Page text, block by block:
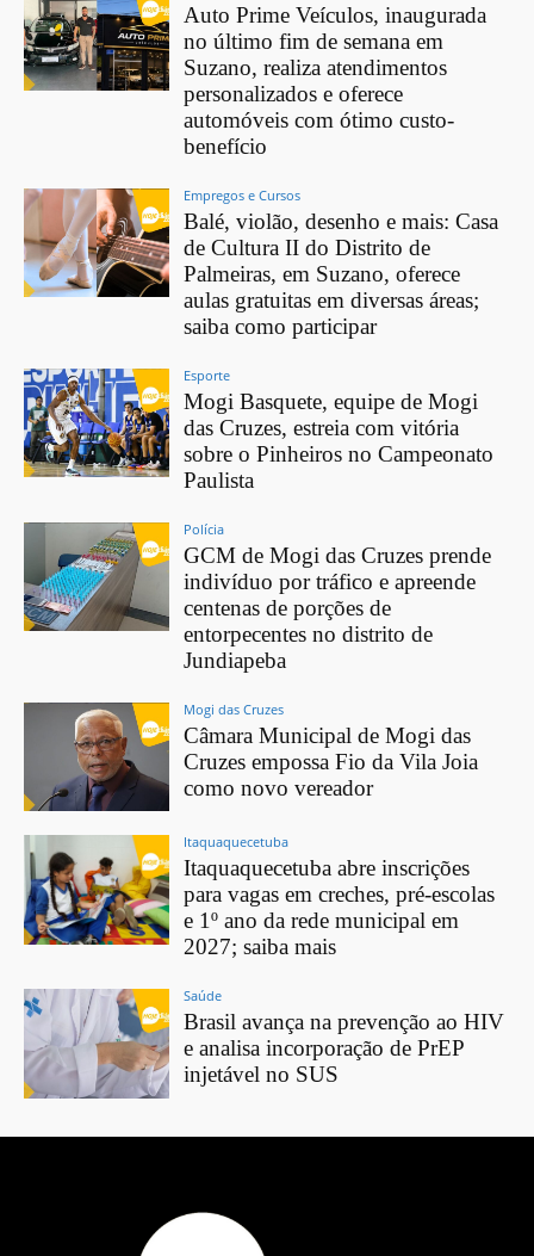
Auto Prime Veículos, inaugurada
no último fim de semana em
Suzano, realiza atendimentos
personalizados e oferece
automóveis com ótimo custo-
benefício
Empregos e Cursos
Balé, violão, desenho e mais: Casa
de Cultura II do Distrito de
Palmeiras, em Suzano, oferece
aulas gratuitas em diversas áreas;
saiba como participar
Esporte
Mogi Basquete, equipe de Mogi
das Cruzes, estreia com vitória
sobre o Pinheiros no Campeonato
Paulista
Polícia
GCM de Mogi das Cruzes prende
indivíduo por tráfico e apreende
centenas de porções de
entorpecentes no distrito de
Jundiapeba
Mogi das Cruzes
Câmara Municipal de Mogi das
Cruzes empossa Fio da Vila Joia
como novo vereador
Itaquaquecetuba
Itaquaquecetuba abre inscrições
para vagas em creches, pré-escolas
e 1º ano da rede municipal em
2027; saiba mais
Saúde
Brasil avança na prevenção ao HIV
e analisa incorporação de PrEP
injetável no SUS